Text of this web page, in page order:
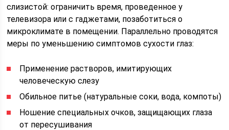
слизистой: ограничить время, проведенное у
телевизора или с гаджетами, позаботиться о
микроклимате в помещении. Параллельно проводятся
меры по уменьшению симптомов сухости глаз:
Применение растворов, имитирующих
человеческую слезу
Обильное питье (натуральные соки, вода, компоты)
Ношение специальных очков, защищающих глаза
от пересушивания